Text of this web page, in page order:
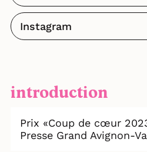
Instagram
introduction
Prix «Coup de cœur
Presse Grand Avignon-